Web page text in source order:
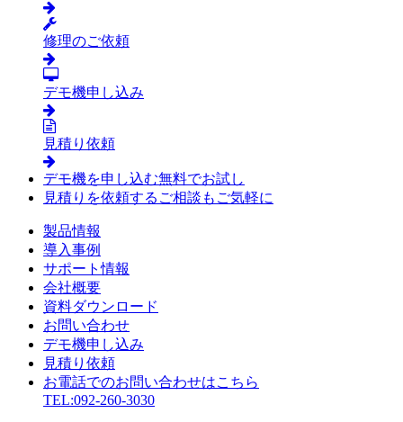
修理のご依頼
デモ機申し込み
見積り依頼
デモ機を申し込む無料でお試し
見積りを依頼する ご相談もご気軽に
製品情報
導入事例
サポート情報
会社概要
資料ダウンロード
お問い合わせ
デモ機申し込み
見積り依頼
お電話でのお問い合わせはこちら
TEL:092-260-3030